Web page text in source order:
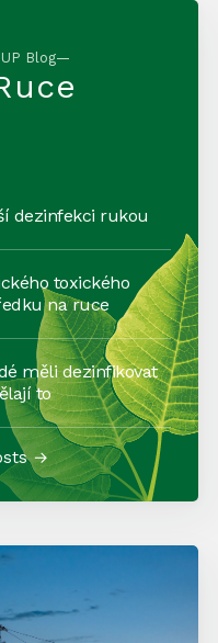
Blog—
dezinfekci rukou
toxického
na ruce
měli dezinfikovat
to
→